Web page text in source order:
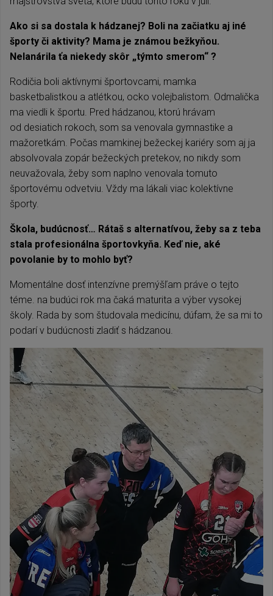
Ako si sa dostala k hádzanej? Boli na začiatku aj iné
športy či aktivity? Mama je známou bežkyňou.
Nelanárila ťa niekedy skôr „týmto smerom“ ?
Rodičia boli aktívnymi športovcami, mamka
basketbalistkou a atlétkou, ocko volejbalistom. Odmalička
ma viedli k športu. Pred hádzanou, ktorú hrávam
od desiatich rokoch, som sa venovala gymnastike a
mažoretkám. Počas mamkinej bežeckej kariéry som aj ja
absolvovala zopár bežeckých pretekov, no nikdy som
neuvažovala, žeby som naplno venovala tomuto
športovému odvetviu. Vždy ma lákali viac kolektívne
športy.
Škola, budúcnosť… Rátaš s alternatívou, žeby sa z teba
stala profesionálna športovkyňa. Keď nie, aké
povolanie by to mohlo byť?
Momentálne dosť intenzívne premýšľam práve o tejto
téme. na budúci rok ma čaká maturita a výber vysokej
školy. Rada by som študovala medicínu, dúfam, že sa mi to
podarí v budúcnosti zladiť s hádzanou.